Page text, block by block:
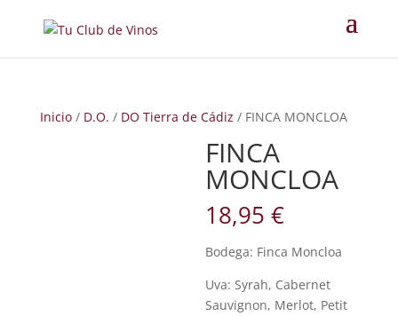
Inicio/ D.O. / DO Tierra de Cádiz / FINCA MONCLOA
FINCA
MONCLOA
18,95€
Bodega: Finca Moncloa
Uva: Syrah, Cabernet
Sauvignon, Merlot, Petit